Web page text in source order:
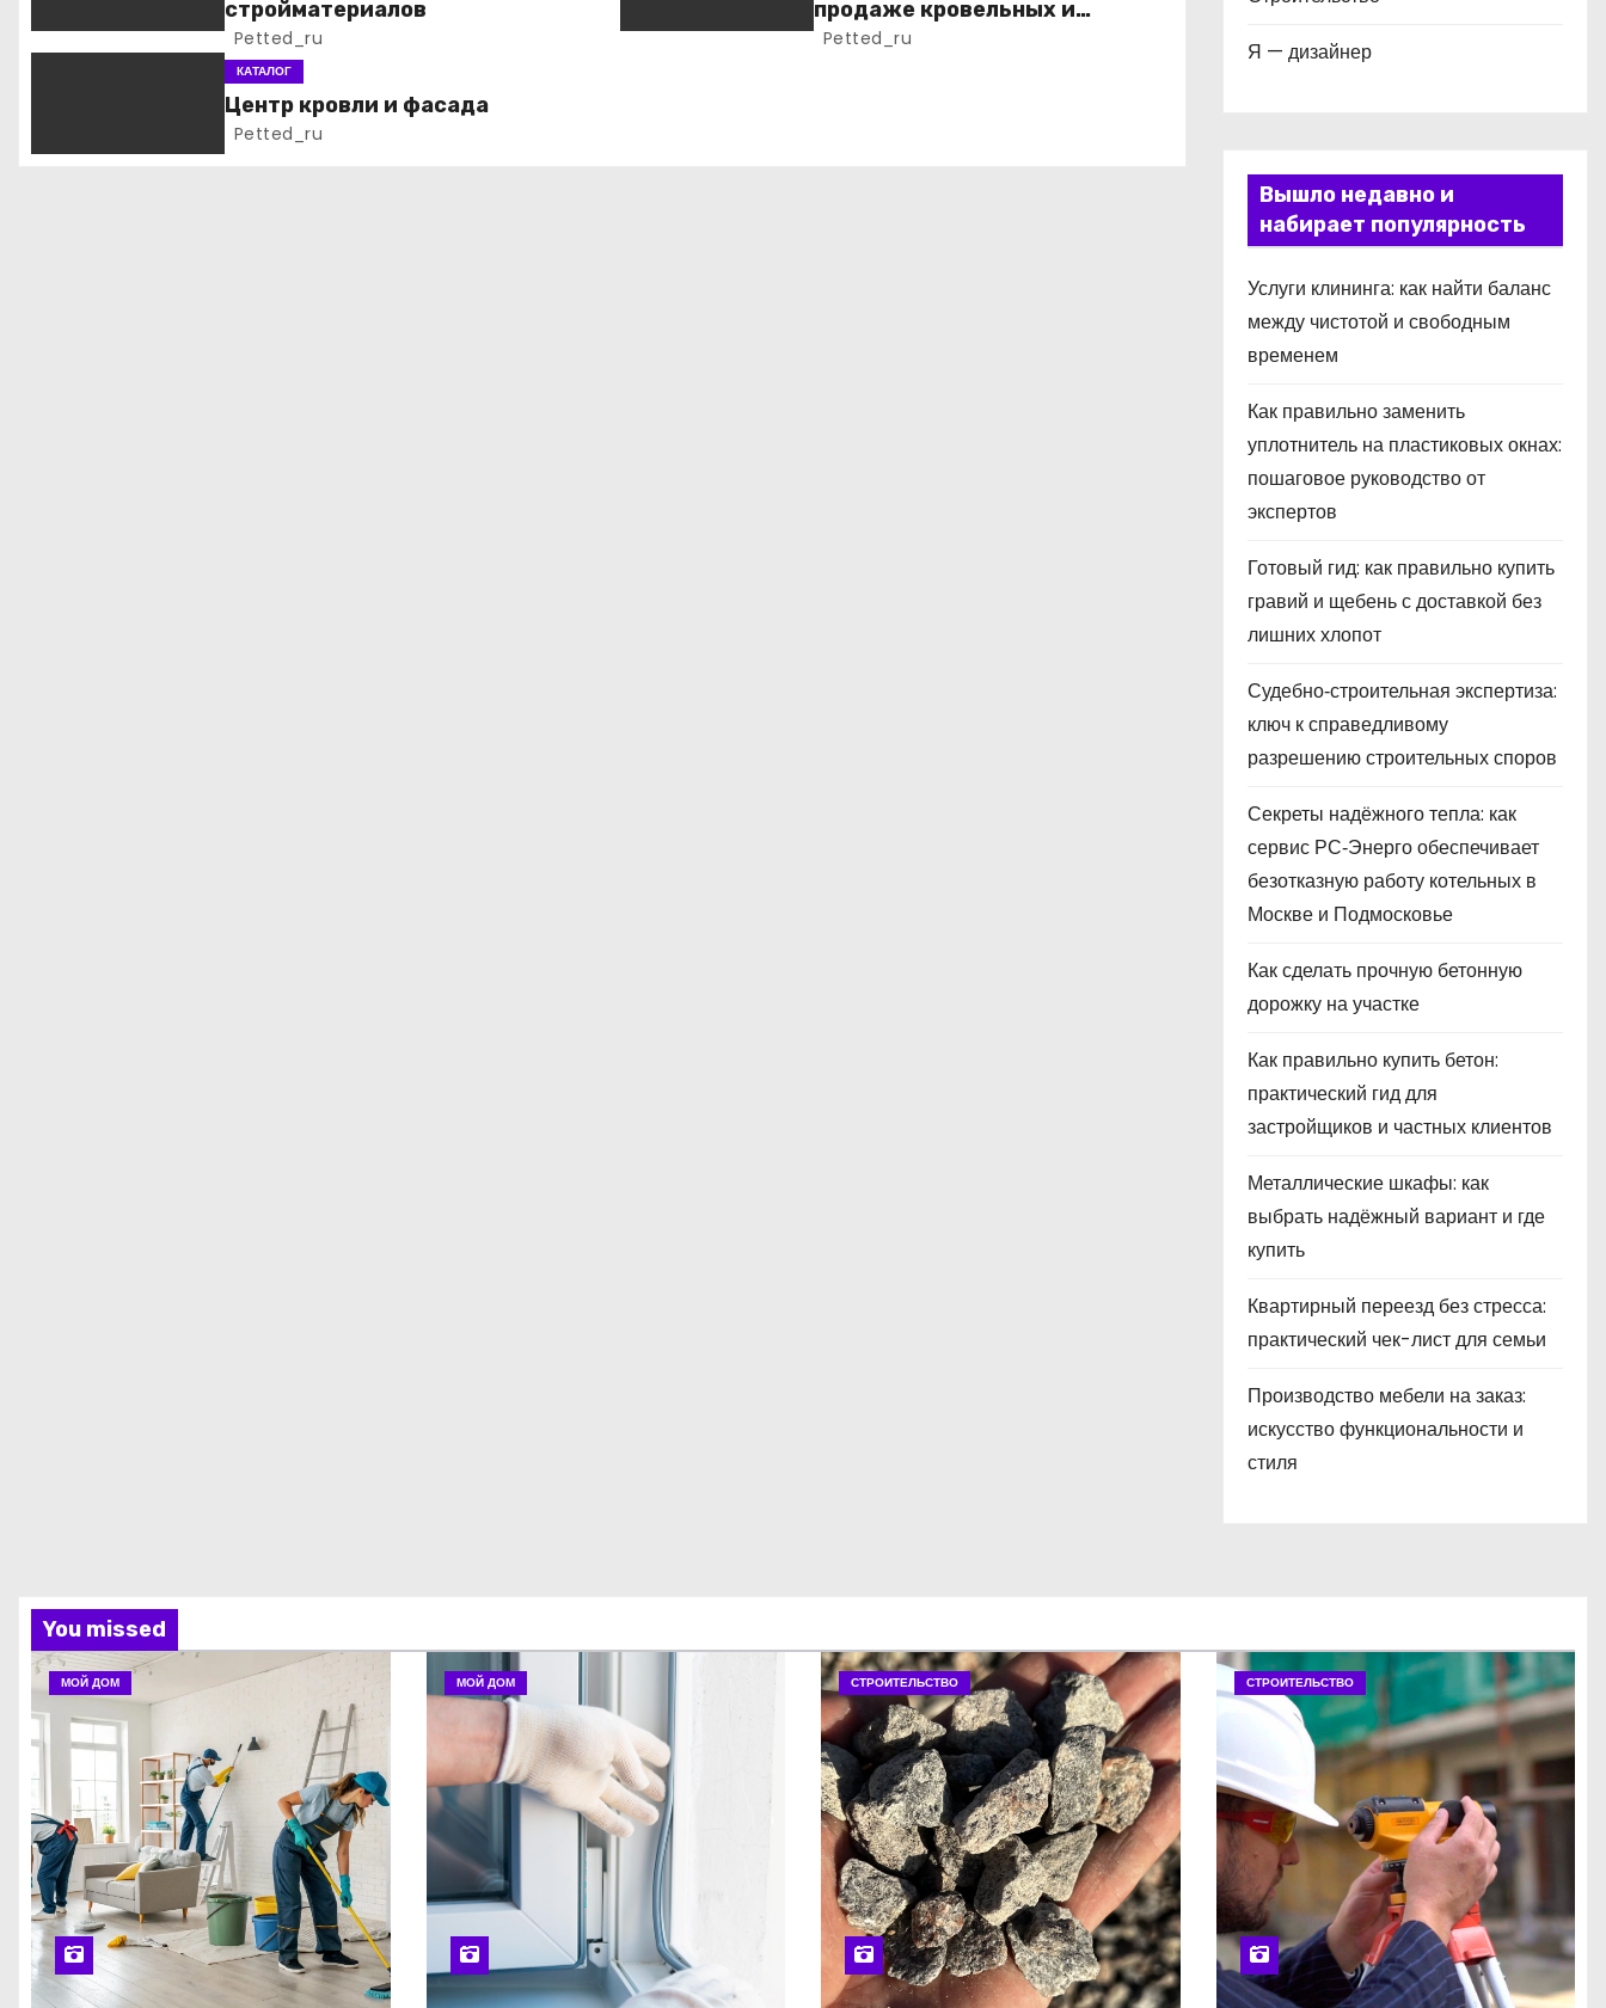
п
стройматериалов
Petted_ru
продаже кровельных и
фасадных материалов
Petted_ru
КАТАЛОГ
Центр кровли и фасада
Petted_ru
Я — дизайнер
Вышло недавно и
набирает популярность
Услуги клининга: как найти баланс
между чистотой и свободным
временем
Как правильно заменить
уплотнитель на пластиковых окнах:
пошаговое руководство от
экспертов
Готовый гид: как правильно купить
гравий и щебень с доставкой без
лишних хлопот
Судебно‑строительная экспертиза:
ключ к справедливому
разрешению строительных споров
Секреты надёжного тепла: как
сервис РС‑Энерго обеспечивает
безотказную работу котельных в
Москве и Подмосковье
Как сделать прочную бетонную
дорожку на участке
Как правильно купить бетон:
практический гид для
застройщиков и частных клиентов
Металлические шкафы: как
выбрать надёжный вариант и где
купить
Квартирный переезд без стресса:
практический чек-лист для семьи
Производство мебели на заказ:
искусство функциональности и
стиля
You missed
МОЙ ДОМ МОЙ ДОМ СТРОИТЕЛЬСТВО СТРОИТЕЛЬСТВО